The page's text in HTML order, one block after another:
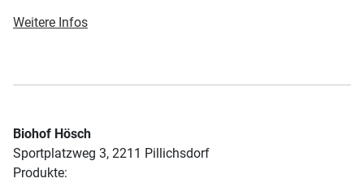
Weitere Infos
Biohof Hösch
Sportplatzweg 3, 2211 Pillichsdorf
Produkte: